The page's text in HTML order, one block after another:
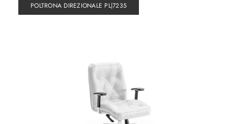
POLTRONA DIREZIONALE PL|7235